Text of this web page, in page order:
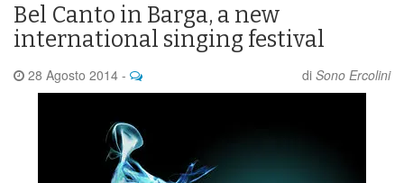
Bel Canto in Barga, a new
international singing festival
28 Agosto 2014 - di Sono Ercolini